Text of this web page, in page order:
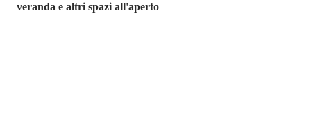
veranda e altri spazi all'aperto